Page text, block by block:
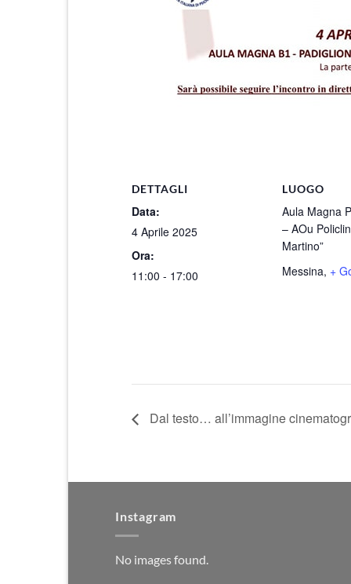
DETTAGLI
Data:
4 Aprile 2025
Ora:
11:00 - 17:00
LUOGO
Aula Magna
– AOu
Martino”
Messina, +
Dal testo… all’immagine
Instagram
No images found.